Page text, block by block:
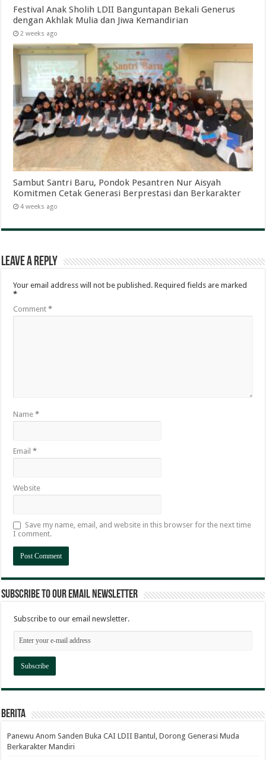
Festival Anak Sholih LDII Banguntapan Bekali Generus
dengan Akhlak Mulia dan Jiwa Kemandirian
2 weeks ago
Sambut Santri Baru, Pondok Pesantren Nur Aisyah
Komitmen Cetak Generasi Berprestasi dan Berkarakter
4 weeks ago
Leave a Reply
Your email address will not be published. Required fields are marked
*
Comment*
Name*
Email*
Website
Save my name, email, and website in this browser for the next time
I comment.
Subscribe to our email newsletter
Subscribe to our email newsletter.
Berita
Panewu Anom Sanden Buka CAI LDII Bantul, Dorong Generasi Muda
Berkarakter Mandiri